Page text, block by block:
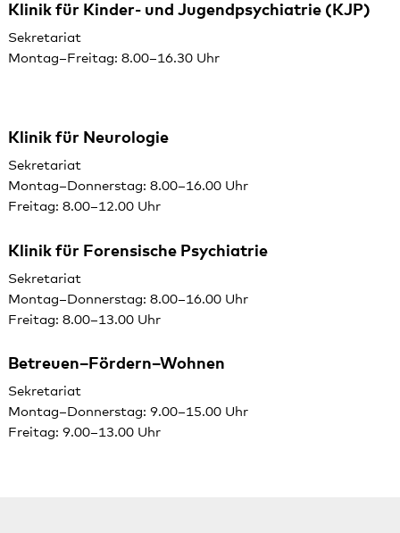
Klinik für Kinder- und Jugendpsychiatrie (KJP)
Sekretariat
Montag–Freitag: 8.00–16.30 Uhr
Klinik für Neurologie
Sekretariat
Montag–Donnerstag: 8.00–16.00 Uhr
Freitag: 8.00–12.00 Uhr
Klinik für Forensische Psychiatrie
Sekretariat
Montag–Donnerstag: 8.00–16.00 Uhr
Freitag: 8.00–13.00 Uhr
Betreuen–Fördern–Wohnen
Sekretariat
Montag–Donnerstag: 9.00–15.00 Uhr
Freitag: 9.00–13.00 Uhr